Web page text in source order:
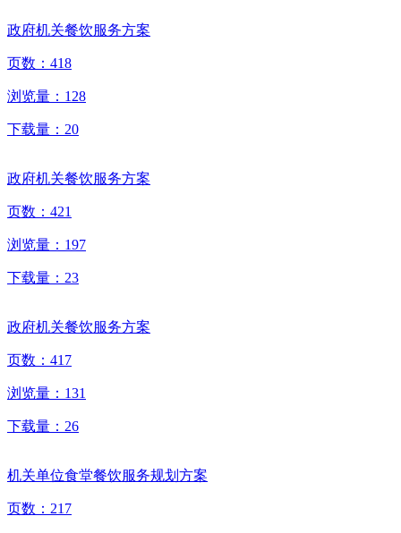
政府机关餐饮服务方案
页数： 418
浏览量： 128
下载量： 20
政府机关餐饮服务方案
页数： 421
浏览量： 197
下载量： 23
政府机关餐饮服务方案
页数： 417
浏览量： 131
下载量： 26
机关单位食堂餐饮服务规划方案
页数： 217